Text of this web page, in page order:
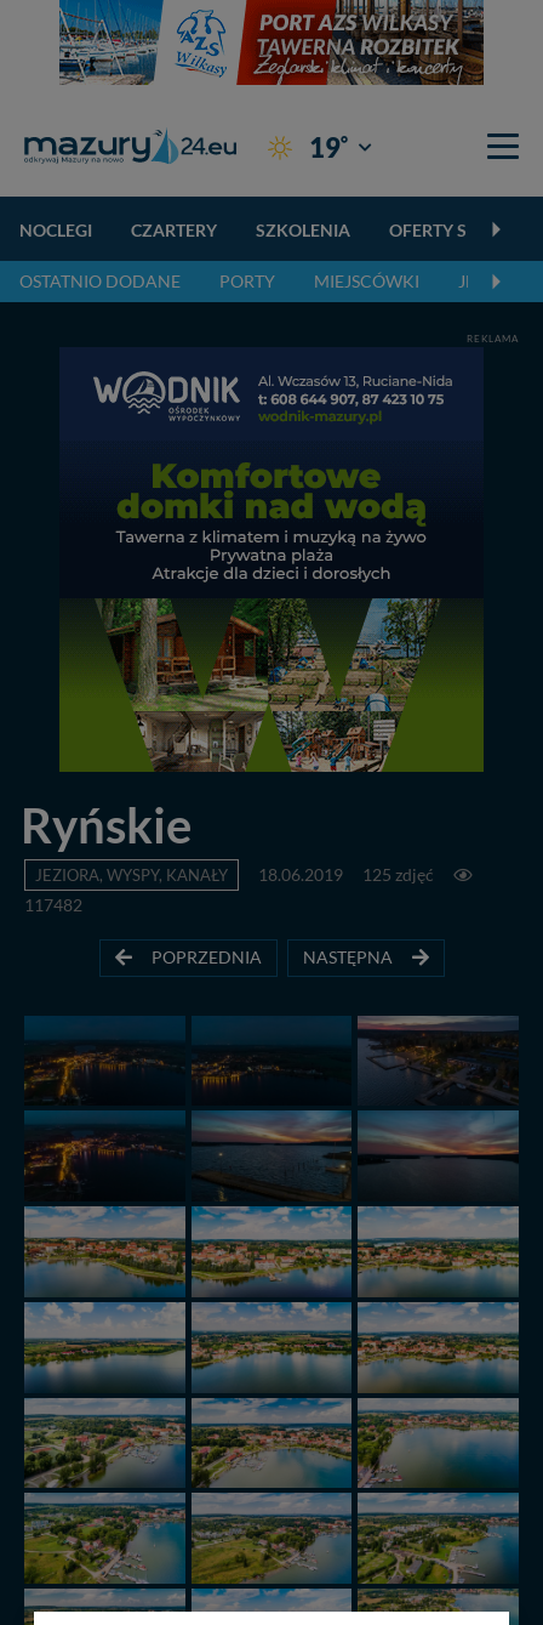
19° Giżycko
NOCLEGI CZARTERY SZKOLENIA OFERTY
OSTATNIO DODANE PORTY MIEJSCÓWKI JEZIORA,
REKLAMA
Ryńskie
JEZIORA, WYSPY, KANAŁY 18.06.2019
125 zdjęć
117482
POPRZEDNIA NASTĘPNA